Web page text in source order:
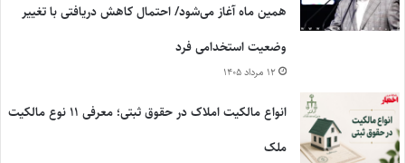
همین ماه آغاز می‌شود/ احتمال کاهش دریافتی با تغییر
وضعیت استخدامی فرد
۱۲ مرداد ۱۴۰۵
انواع مالکیت املاک در حقوق ثبتی؛ معرفی ۱۱ نوع مالکیت
ملک